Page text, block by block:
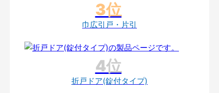
巾広引戸・片引
折戸ドア(錠付タイプ)